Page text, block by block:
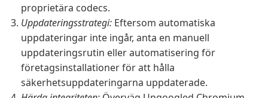
proprietära codecs.
Uppdateringsstrategi: Eftersom automatiska
uppdateringar inte ingår, anta en manuell
uppdateringsrutin eller automatisering för
företagsinstallationer för att hålla
säkerhetsuppdateringarna uppdaterade.